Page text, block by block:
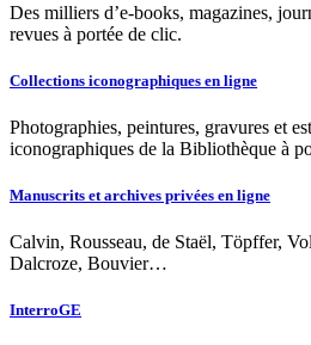
Des milliers d’e-books, magazines,
revues à portée de clic.
Collections iconographiques en ligne
Photographies, peintures, gravures et
iconographiques de la Bibliothèque à
Manuscrits et archives privées en ligne
Calvin, Rousseau, de Staël, Töpffer,
Dalcroze, Bouvier…
InterroGE